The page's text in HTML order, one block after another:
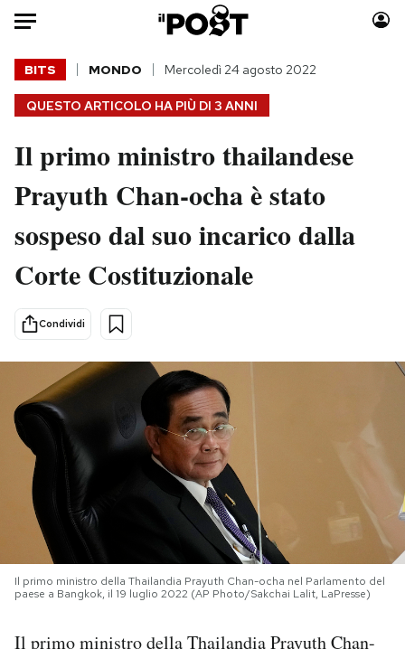
Auto
HOME
Italia
Politica
Tecnologia
Internet
Scienza
Cultura
Economia
Sport
Moda
Consumismi
Storie/Idee
Media
Mondiali calcio 2026
PODCAST
NEWSLETTER
I MIEI PREFERITI
QUESTO ARTICOLO HA PIÙ DI 3 ANNI
BITS MONDO Mercoledì 24 agosto 2022
Il primo ministro thailandese
Prayuth Chan-ocha è stato
sospeso dal suo incarico dalla
Corte Costituzionale
Condividi
Il primo ministro della Thailandia Prayuth Chan-ocha nel Parlamento del
paese a Bangkok, il 19 luglio 2022 (AP Photo/Sakchai Lalit, LaPresse)
Il primo ministro della Thailandia Prayuth Chan-